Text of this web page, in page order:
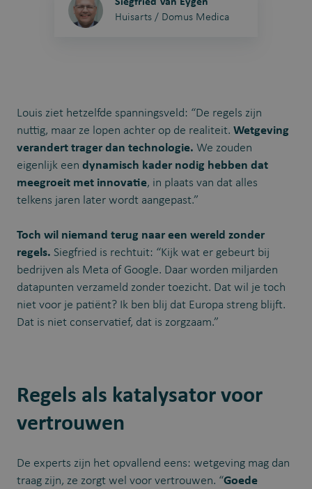
Huisarts / Domus Medica
Louis ziet hetzelfde spanningsveld: “De regels zijn
nuttig, maar ze lopen achter op de realiteit. Wetgeving
verandert trager dan technologie. We zouden
eigenlijk een dynamisch kader nodig hebben dat
meegroeit met innovatie, in plaats van dat alles
telkens jaren later wordt aangepast.”
Toch wil niemand terug naar een wereld zonder
regels. Siegfried is rechtuit: “Kijk wat er gebeurt bij
bedrijven als Meta of Google. Daar worden miljarden
datapunten verzameld zonder toezicht. Dat wil je toch
niet voor je patiënt? Ik ben blij dat Europa streng blijft.
Dat is niet conservatief, dat is zorgzaam.”
Regels als katalysator voor
vertrouwen
De experts zijn het opvallend eens: wetgeving mag dan
traag zijn, ze zorgt wel voor vertrouwen. “Goede